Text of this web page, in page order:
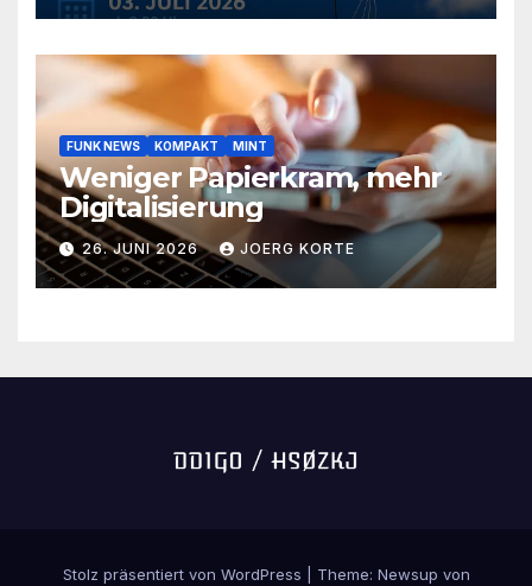
FUNK NEWS KOMPAKT MINT
Weniger Papierkram, mehr
Digitalisierung
26. JUNI 2026 JOERG KORTE
Stolz präsentiert von WordPress Theme: Newsup von